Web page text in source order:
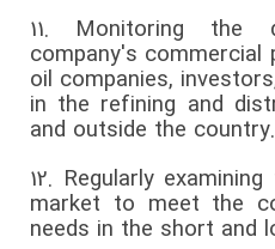
11. Monitoring the
company's
oil companies,
in the refining and
and outside the country.
12. Regularly
market to meet the
needs in the short and